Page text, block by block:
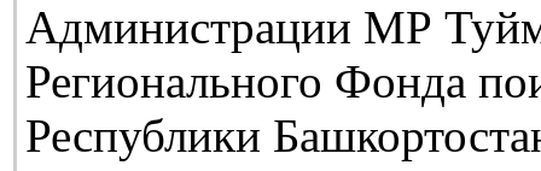
Администрации МР
Регионального Фонда
Республики